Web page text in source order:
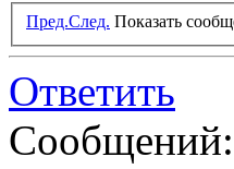
Пред.След. Показать
Ответить
Сообщений: